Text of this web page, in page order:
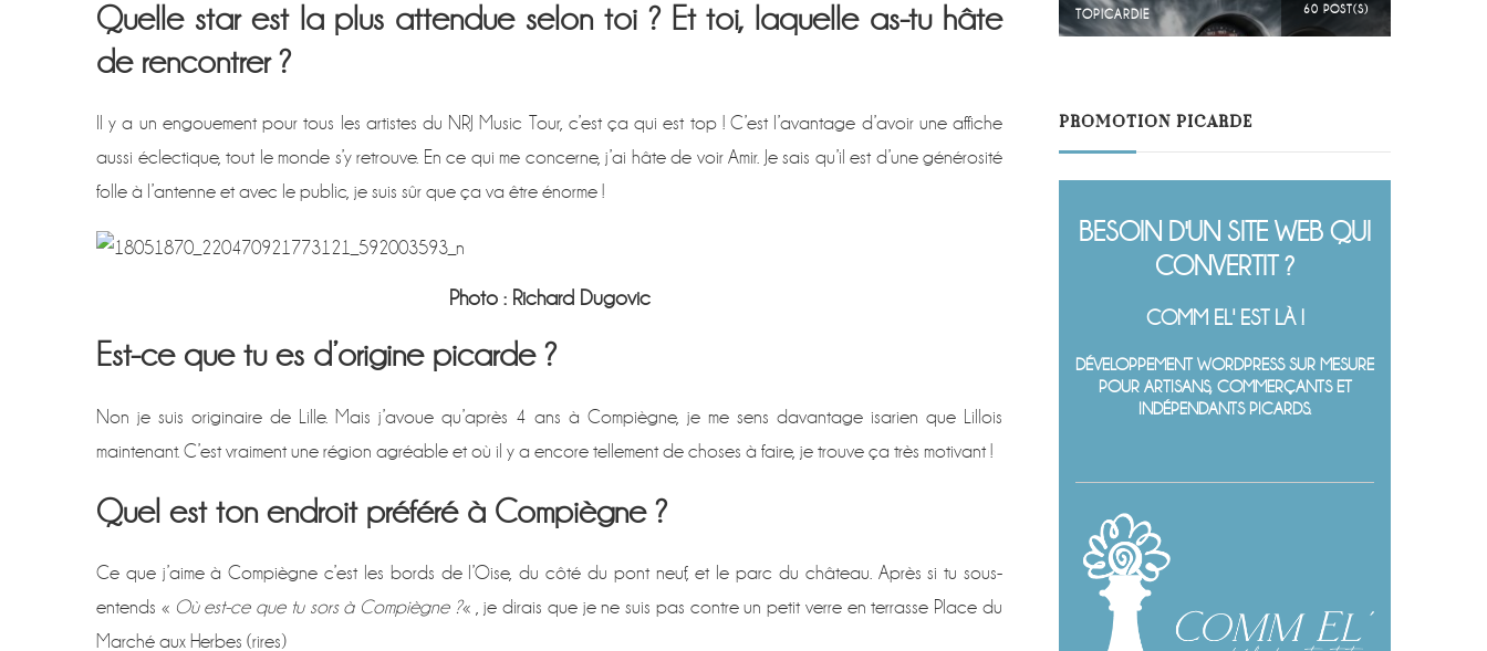
Quelle star est la plus attendue selon toi ? Et toi, laquelle as-tu hâte
de rencontrer ?
Il y a un engouement pour tous les artistes du NRJ Music Tour, c’est ça qui est top ! C’est l’avantage d’avoir une affiche
aussi éclectique, tout le monde s’y retrouve. En ce qui me concerne, j’ai hâte de voir Amir. Je sais qu’il est d’une générosité
folle à l’antenne et avec le public, je suis sûr que ça va être énorme !
Photo : Richard Dugovic
Est-ce que tu es d’origine picarde ?
Non je suis originaire de Lille. Mais j’avoue qu’après 4 ans à Compiègne, je me sens davantage isarien que Lillois
maintenant. C’est vraiment une région agréable et où il y a encore tellement de choses à faire, je trouve ça très motivant !
Quel est ton endroit préféré à Compiègne ?
Ce que j’aime à Compiègne c’est les bords de l’Oise, du côté du pont neuf, et le parc du château. Après si tu sous-
entends « Où est-ce que tu sors à Compiègne ?« , je dirais que je ne suis pas contre un petit verre en terrasse Place du
Marché aux Herbes (rires)
TOPICARDIE 60 POST(S)
PROMOTION PICARDE
BESOIN D'UN SITE WEB QUI
CONVERTIT ?
COMM EL' EST LÀ !
DÉVELOPPEMENT WORDPRESS SUR MESURE
POUR ARTISANS, COMMERÇANTS ET
INDÉPENDANTS PICARDS.